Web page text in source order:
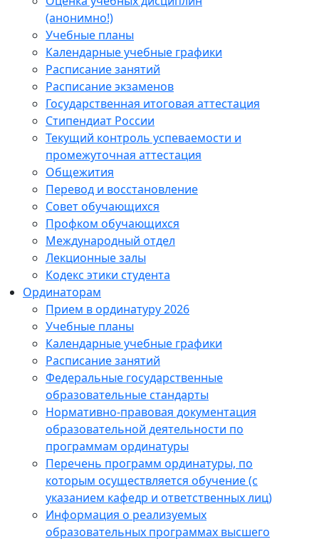
(анонимно!)
Учебные планы
Календарные учебные графики
Расписание занятий
Расписание экзаменов
Государственная итоговая аттестация
Стипендиат России
Текущий контроль успеваемости и
промежуточная аттестация
Общежития
Перевод и восстановление
Совет обучающихся
Профком обучающихся
Международный отдел
Лекционные залы
Кодекс этики студента
Ординаторам
Прием в ординатуру 2026
Учебные планы
Календарные учебные графики
Расписание занятий
Федеральные государственные
образовательные стандарты
Нормативно-правовая документация
образовательной деятельности по
программам ординатуры
Перечень программ ординатуры, по
которым осуществляется обучение (с
указанием кафедр и ответственных лиц)
Информация о реализуемых
образовательных программах высшего